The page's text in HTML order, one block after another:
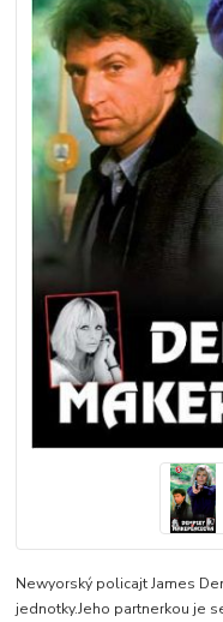
Newyorský policajt James
jednotky.Jeho partnerkou je